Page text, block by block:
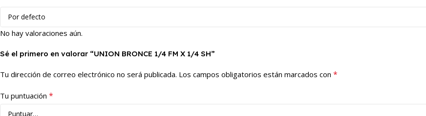
No hay valoraciones aún.
Sé el primero en valorar “UNION BRONCE 1/4 FM X 1/4 SH”
Tu dirección de correo electrónico no será publicada. Los campos obligatorios están marcados con *
Tu puntuación *